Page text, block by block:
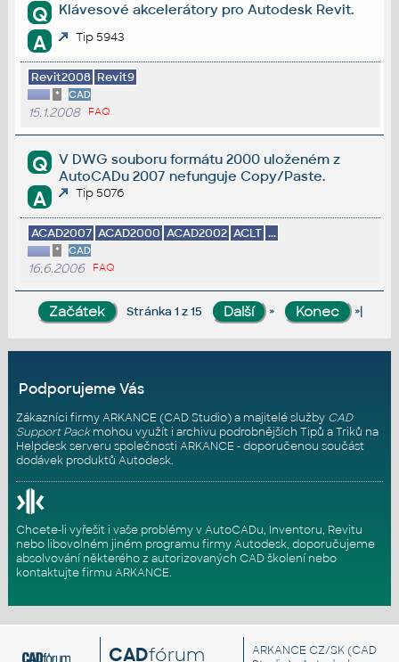
Q Klávesové akcelerátory pro Autodesk Revit.
A Tip 5943
Revit2008 Revit9
* CAD
15.1.2008 FAQ
Q
V DWG souboru formátu 2000 uloženém z
AutoCADu 2007 nefunguje Copy/Paste.
A Tip 5076
ACAD2007 ACAD2000 ACAD2002 ACLT ...
* CAD
16.6.2006 FAQ
Stránka 1 z 15 » »|
Podporujeme Vás
Zákazníci firmy ARKANCE (CAD Studio) a majitelé služby CAD
Support Packmohou využít i archivu podrobnějších Tipů a Triků na
Helpdesk serveru společnosti ARKANCE - doporučenou součást
dodávek produktů Autodesk.
Chcete-li vyřešit i vaše problémy v AutoCADu, Inventoru, Revitu
nebo libovolném jiném programu firmy Autodesk, doporučujeme
absolvování některého z autorizovaných CAD školenínebo
kontaktujte firmu ARKANCE.
CADfórum ARKANCE CZ/SK(CAD